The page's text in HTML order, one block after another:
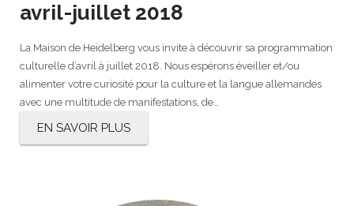
avril-juillet 2018
La Maison de Heidelberg vous invite à découvrir sa programmation
culturelle d’avril à juillet 2018. Nous espérons éveiller et/ou
alimenter votre curiosité pour la culture et la langue allemandes
avec une multitude de manifestations, de…
EN SAVOIR PLUS